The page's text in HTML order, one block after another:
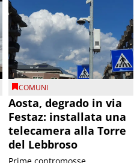
COMUNI
Aosta, degrado in via
Festaz: installata una
telecamera alla Torre
del Lebbroso
Prime contromosse